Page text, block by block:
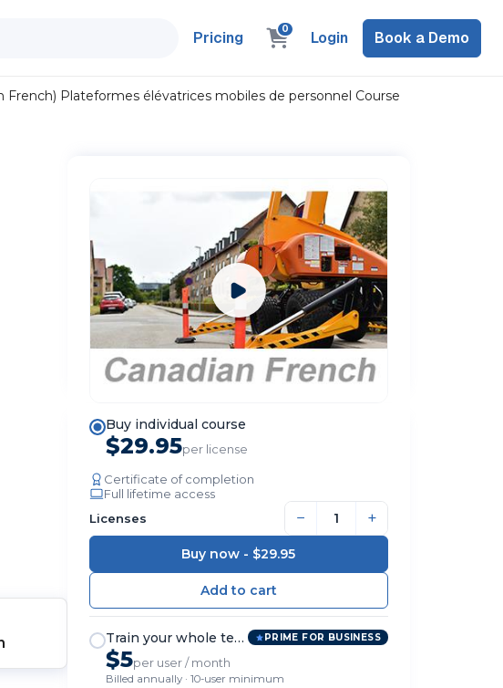
Pricing 0 Login Book a Demo
Plateformes élévatrices mobiles de personnel Course
Buy individual course
$29.95per license
Certificate of completion
Full lifetime access
Licenses
− +
Buy now - $29.95
Train your whole team PRIME FOR BUSINESS
$5per user / month
Billed annually · 10-user minimum